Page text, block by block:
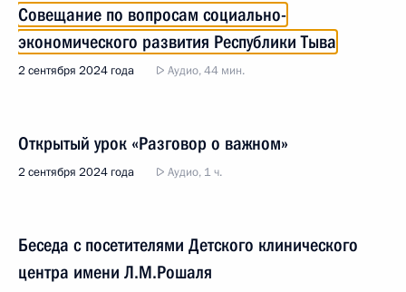
Совещание по вопросам социально-
экономического развития Республики Тыва
2 сентября 2024 года Аудио, 44 мин.
Открытый урок «Разговор о важном»
2 сентября 2024 года Аудио, 1 ч.
Беседа с посетителями Детского клинического
центра имени Л.М.Рошаля